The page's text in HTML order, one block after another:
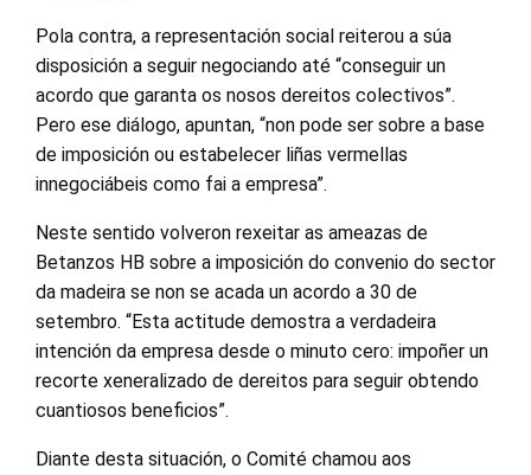
Pola contra, a representación social reiterou a súa
disposición a seguir negociando até “conseguir un
acordo que garanta os nosos dereitos colectivos”.
Pero ese diálogo, apuntan, “non pode ser sobre a base
de imposición ou estabelecer liñas vermellas
innegociábeis como fai a empresa”.
Neste sentido volveron rexeitar as ameazas de
Betanzos HB sobre a imposición do convenio do sector
da madeira se non se acada un acordo a 30 de
setembro. “Esta actitude demostra a verdadeira
intención da empresa desde o minuto cero: impoñer un
recorte xeneralizado de dereitos para seguir obtendo
cuantiosos beneficios”.
Diante desta situación, o Comité chamou aos